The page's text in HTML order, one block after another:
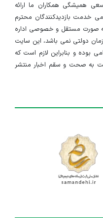
همیشگی همکاران ما ارائه
خدمت بازدیدکنندگان محترم
صورت مستقل و خصوصی اداره
دولتی نمی باشد، این سایت
بوده و بنابراین لازم است که
به صحت و سقم اخبار منتشر